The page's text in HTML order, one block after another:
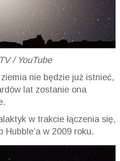
/ YouTube
nie będzie już istnieć,
lat zostanie ona
w trakcie łączenia się,
w 2009 roku.